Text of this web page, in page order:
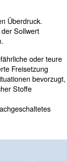
für Ihre
dass
entlastet
das